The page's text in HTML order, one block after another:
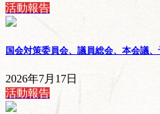
活動報告
国会対策委員会、議員総会、本会議
2026年7月17日
活動報告